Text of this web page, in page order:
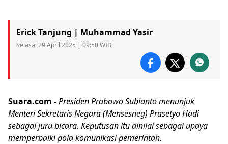
Erick Tanjung | Muhammad Yasir
Selasa, 29 April 2025 | 09:50 WIB
Suara.com -Presiden Prabowo Subianto menunjuk
Menteri Sekretaris Negara (Mensesneg) Prasetyo Hadi
sebagai juru bicara. Keputusan itu dinilai sebagai upaya
memperbaiki pola komunikasi pemerintah.